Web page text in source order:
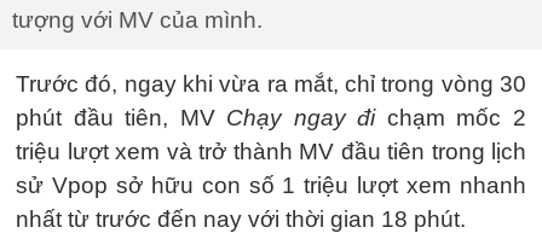
tượng với MV của mình.
Trước đó, ngay khi vừa ra mắt, chỉ trong vòng 30
phút đầu tiên, MV Chạy ngay đichạm mốc 2
triệu lượt xem và trở thành MV đầu tiên trong lịch
sử Vpop sở hữu con số 1 triệu lượt xem nhanh
nhất từ trước đến nay với thời gian 18 phút.